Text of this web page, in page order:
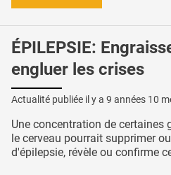
ÉPILEPSIE:
engluer les crises
Actualité publiée il y a 9 années 10
Une concentration de certaines
le cerveau pourrait supprimer
d'épilepsie, révèle ou confirme